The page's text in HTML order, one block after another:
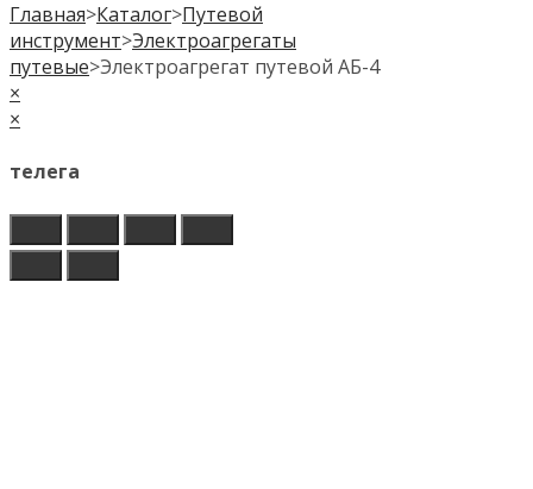
Главная>Каталог>Путевой
инструмент>Электроагрегаты
путевые>Электроагрегат путевой АБ-4
×
×
телега